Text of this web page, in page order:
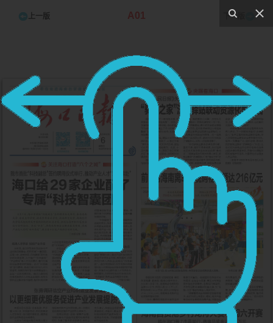
上一版 A01 下一版